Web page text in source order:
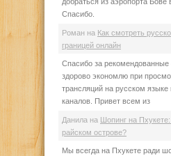
добраться из аэропорта Бове
Спасибо.
Роман на Как смотреть
границей онлайн
Спасибо за
здорово экономлю при
трансляций на русском языке
каналов. Привет всем из
Данила на Шопинг на
райском острове?
Мы всегда на Пхукете ради